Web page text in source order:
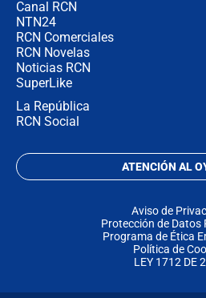
Canal RCN
NTN24
RCN Comerciales
RCN Novelas
Noticias RCN
SuperLike
La República
RCN Social
ATENCIÓN AL
Aviso de
Protección de Datos
Programa de Ética
Política de
LEY 1712 DE